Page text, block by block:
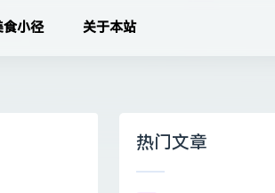
食小径 关于本站
热门文章